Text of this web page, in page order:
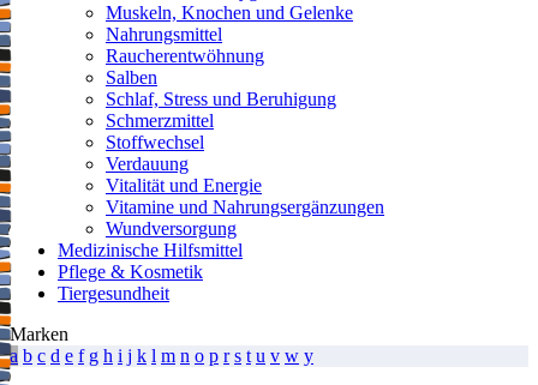
Muskeln, Knochen und Gelenke
Nahrungsmittel
Raucherentwöhnung
Salben
Schlaf, Stress und Beruhigung
Schmerzmittel
Stoffwechsel
Verdauung
Vitalität und Energie
Vitamine und Nahrungsergänzungen
Wundversorgung
Medizinische Hilfsmittel
Pflege & Kosmetik
Tiergesundheit
Marken
a b c d e f g h i j k l m n o p r s t u v w y